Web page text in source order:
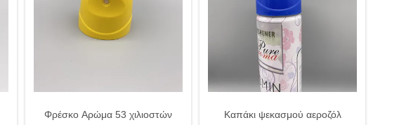
Φρέσκο Αρώμα 53 χιλιοστών
Καπάκι ψεκασμού αεροζόλ